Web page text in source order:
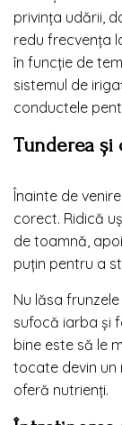
privința udării,
redu frecvența
în funcție de
sistemul de
conductele
Tunderea și
Înainte de
corect. Ridică
de toamnă,
puțin pentru a
Nu lăsa
sufocă iarba și
bine este să le
tocate devin un
oferă nutrienți.